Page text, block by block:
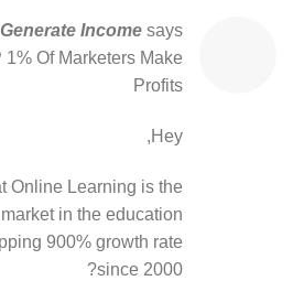
Generate Income says:
1% Of Marketers Make
Profits
Hey,
Online Learning is the
in the education
900% growth rate
since 2000?